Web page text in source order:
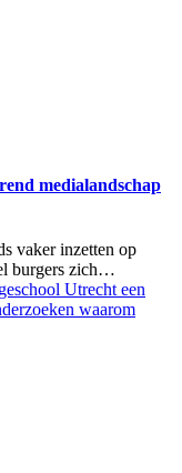
medialandschap
vaker inzetten op
burgers zich…